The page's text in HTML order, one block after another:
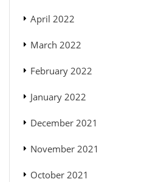
April 2022
March 2022
February 2022
January 2022
December 2021
November 2021
October 2021